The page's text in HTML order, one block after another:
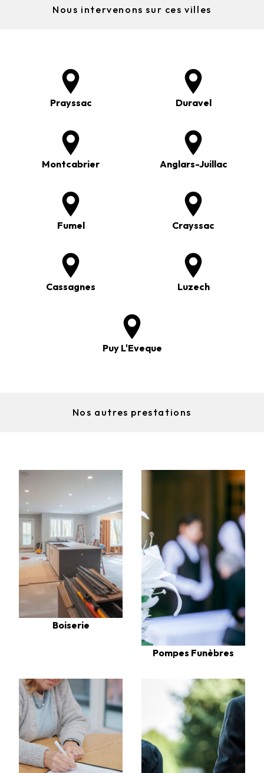
Nous intervenons sur ces villes
Prayssac Duravel
Montcabrier Anglars-Juillac
Fumel Crayssac
Cassagnes Luzech
Puy L'Eveque
Nos autres prestations
Boiserie
Pompes Funèbres